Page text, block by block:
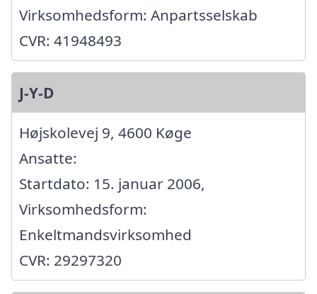
Virksomhedsform: Anpartsselskab
CVR: 41948493
J-Y-D
Højskolevej 9, 4600 Køge
Ansatte:
Startdato: 15. januar 2006,
Virksomhedsform:
Enkeltmandsvirksomhed
CVR: 29297320